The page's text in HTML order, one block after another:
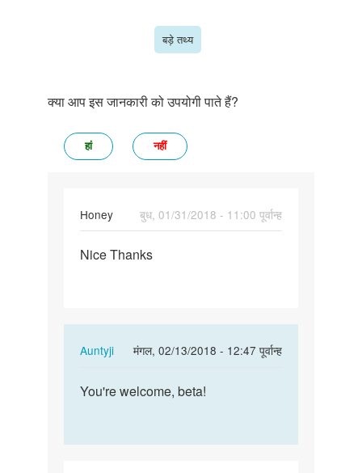
बड़े तथ्य
क्या आप इस जानकारी को उपयोगी पाते हैं?
हां नहीं
Honey
बुध, 01/31/2018 - 11:00 पूर्वान्ह
Nice
Nice Thanks
Auntyji
मंगल, 02/13/2018 - 12:47 पूर्वान्ह
In
to
by
You're
You're welcome, beta!